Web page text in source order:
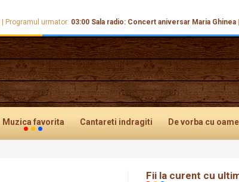
Programul urmator: 03:00 Sala radio: Concert aniversar Maria Ghinea
Muzica favorita Cantareti indragiti De vorba cu
Fii la curent cu